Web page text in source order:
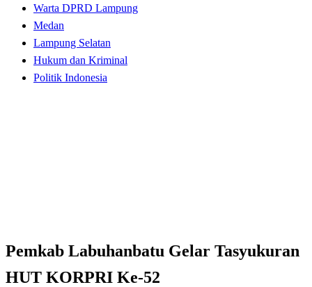
Warta DPRD Lampung
Medan
Lampung Selatan
Hukum dan Kriminal
Politik Indonesia
Pemkab Labuhanbatu Gelar Tasyukuran
HUT KORPRI Ke-52